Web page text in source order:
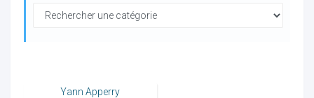
Yann Apperry